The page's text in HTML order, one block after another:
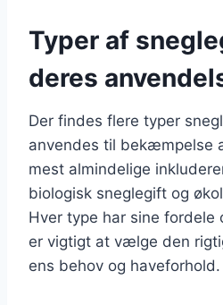
Typer af
deres
Der findes flere typer
anvendes til bekæmpelse
mest almindelige
biologisk sneglegift og
Hver type har sine fordele
er vigtigt at vælge den
ens behov og haveforhold.